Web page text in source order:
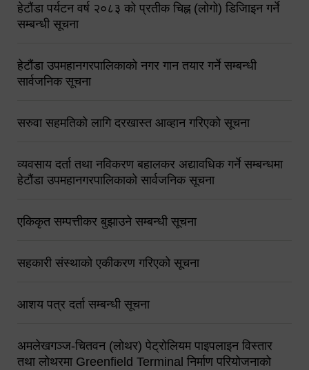
हेटौंडा पर्यटन वर्ष २०८३ को प्रतीक चिह्न (लोगो) डिजिाइन गर्ने
सम्बन्धी सूचना
हेटौंडा उपमहानगरपालिकाको नगर गान तयार गर्ने सम्बन्धी
सार्वजनिक सूचना
सरुवा सहमतिको लागि दरखास्त आव्हान गरिएको सूचना
व्यवसाय दर्ता तथा नविकरण बहालकर अद्यावधिक गर्ने सम्बन्धमा
हेटौंडा उपमहानगरपालिकाको सार्वजनिक सूचना
एकिकृत सम्पत्तीकर बुझाउने सम्बन्धी सूचना
सहकारी संस्थाको एकीकरण गरिएको सूचना
आशय पत्र दर्ता सम्बन्धी सूचना
अमलेखगञ्ज-चितवन (लोथर) पेट्रोलियम पाइपलाइन विस्तार
तथा लोथरमा Greenfield Terminal निर्माण परियोजनाको